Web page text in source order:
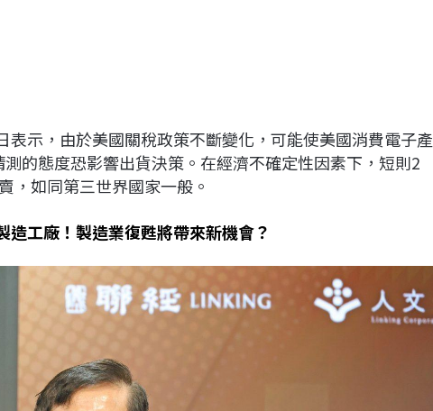
表示，由於美國關稅政策不斷變化，可能使美國消費電子產
的態度恐影響出貨決策。在經濟不確定性因素下，短則2
，如同第三世界國家一般。
造工廠！製造業復甦將帶來新機會？